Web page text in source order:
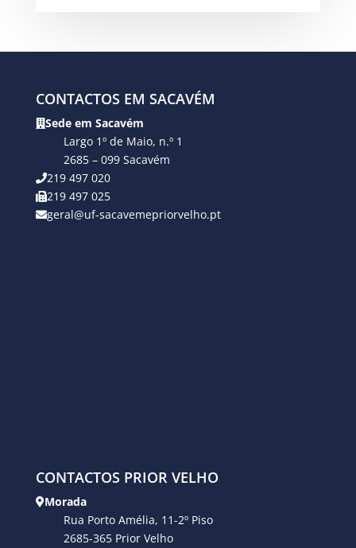
CONTACTOS EM SACAVÉM
Sede em Sacavém
Largo 1º de Maio, n.º 1
2685 – 099 Sacavém
219 497 020
219 497 025
geral@uf-sacavemepriorvelho.pt
CONTACTOS PRIOR VELHO
Morada
Rua Porto Amélia, 11-2º Piso
2685-365 Prior Velho